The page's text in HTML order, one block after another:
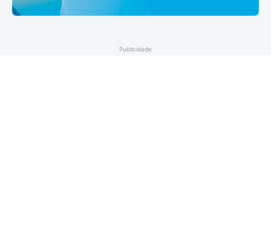
Publicidade